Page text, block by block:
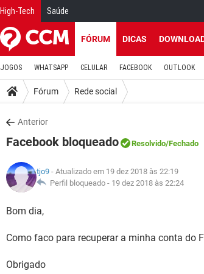
High-Tech Saúde
FÓRUM DICAS
JOGOS WHATSAPP CELULAR FACEBOOK OUTLOOK
Fórum Rede social
Anterior
Facebook bloqueado Resolvido/Fechado
tjo9 - Atualizado em 19 dez 2018 às 22:19
Perfil bloqueado - 19 dez 2018 às 22:24
Bom dia,
Como faco para recuperar a minha conta do
Obrigado